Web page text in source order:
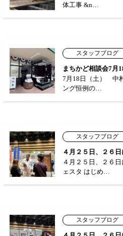
体工事 &n…
スタッフブログ
まちかど相談会7月
7月18日（土） 中
ング恒例の…
スタッフブログ
４月２５日、２６
４月２５日、２６
ェスタ はじめ…
スタッフブログ